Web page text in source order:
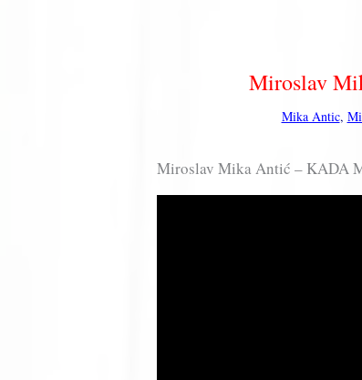
Miroslav
Mika Antic,
Miroslav Mika Antić – KADA